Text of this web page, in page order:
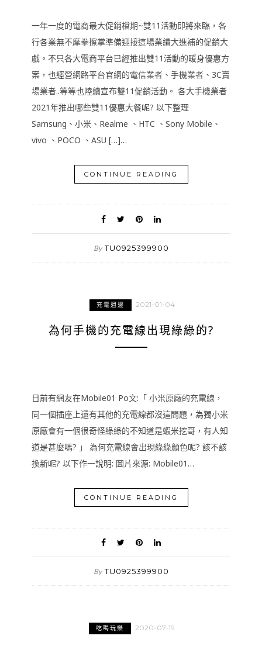
一年一度的電商最大促銷檔期~雙11活動即將來臨，各
行各業無不摩拳擦掌準備迎接這場業績大進補的促銷大
戲。不只各大電商平台已經推出雙11活動的暖身優惠方
案，也經營網路平台官網的電信業者、手機業者、3C賣
場業者..等等也陸續宣布雙11促銷活動。 各大手機業者
2021年推出哪些雙11優惠大餐呢? 以下整理
Samsung、小米、Realme 、HTC 、Sony Mobile、
vivo 、POCO 、ASU […]…
CONTINUE READING
By TU0925399900
充電週邊 2021-01-04
為何手機的充電線出現綠綠的?
日前有網友在Mobile01 Po文:「 小米原廠的充電線，
同一個插座上還有其他的充電線都沒這問題，為獨小米
原廠會有一個很奇怪綠綠的不知道是蝦米挖哥，有人知
道是甚麼嗎? 」 為何充電線會出現綠綠顏色呢? 該不該
換新呢? 以下作一說明: 圖片來源: Mobile01…
CONTINUE READING
By TU0925399900
吃喝玩樂 2020-07-19